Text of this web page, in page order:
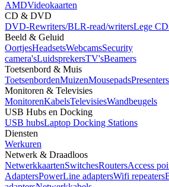
AMDVideokaarten
CD & DVD
DVD-Rewriters/BLR-read/writersLege
Beeld & Geluid
OortjesHeadsetsWebcamsSecurity
camera'sLuidsprekersTV'sBeamers
Toetsenbord & Muis
ToetsenbordenMuizenMousepadsPresenters
Monitoren & Televisies
MonitorenKabelsTelevisiesWandbeugels
USB Hubs en Docking
USB hubsLaptop Docking Stations
Diensten
Werkuren
Netwerk & Draadloos
NetwerkkaartenSwitchesRoutersAccess
AdaptersPowerLine adaptersWifi repeaters